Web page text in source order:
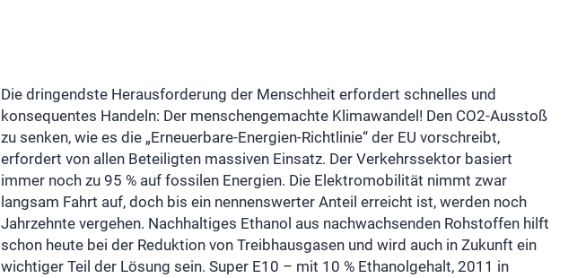
Die dringendste Herausforderung der Menschheit erfordert schnelles und
konsequentes Handeln: Der menschengemachte Klimawandel! Den CO2-Ausstoß
zu senken, wie es die „Erneuerbare-Energien-Richtlinie“ der EU vorschreibt,
erfordert von allen Beteiligten massiven Einsatz. Der Verkehrssektor basiert
immer noch zu 95 % auf fossilen Energien. Die Elektromobilität nimmt zwar
langsam Fahrt auf, doch bis ein nennenswerter Anteil erreicht ist, werden noch
Jahrzehnte vergehen. Nachhaltiges Ethanol aus nachwachsenden Rohstoffen hilft
schon heute bei der Reduktion von Treibhausgasen und wird auch in Zukunft ein
wichtiger Teil der Lösung sein. Super E10 – mit 10 % Ethanolgehalt, 2011 in